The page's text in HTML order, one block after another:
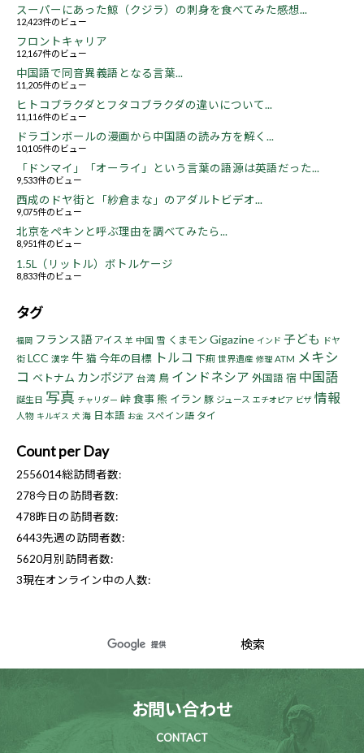
スーパーにあった鯨（クジラ）の刺身を食べてみた感想...
12,423件のビュー
フロントキャリア
12,167件のビュー
中国語で同音異義語となる言葉...
11,205件のビュー
ヒトコブラクダとフタコブラクダの違いについて...
11,116件のビュー
ドラゴンボールの漫画から中国語の読み方を解く...
10,105件のビュー
「ドンマイ」「オーライ」という言葉の語源は英語だった...
9,533件のビュー
西成のドヤ街と「紗倉まな」のアダルトビデオ...
9,075件のビュー
北京をペキンと呼ぶ理由を調べてみたら...
8,951件のビュー
1.5L（リットル）ボトルケージ
8,833件のビュー
タグ
福岡 フランス語 アイス 羊 中国 雪 くまモン Gigazine インド 子ども
ドヤ
街 LCC 漢字 牛猫今年の目標 トルコ 下痢 世界遺産 修理 ATM メキシ
コ ベトナム カンボジア 台湾 鳥 インドネシア 外国語 宿 中国語
誕生日 写真 チャリダー 峠食事熊 イラン 豚 ジュース エチオピア ビザ 情報
人物 キルギス 犬 海 日本語 お金 スペイン語 タイ
Count per Day
2556014総訪問者数:
278今日の訪問者数:
478昨日の訪問者数:
6443先週の訪問者数:
5620月別訪問者数:
3現在オンライン中の人数:
お問い合わせ
CONTACT